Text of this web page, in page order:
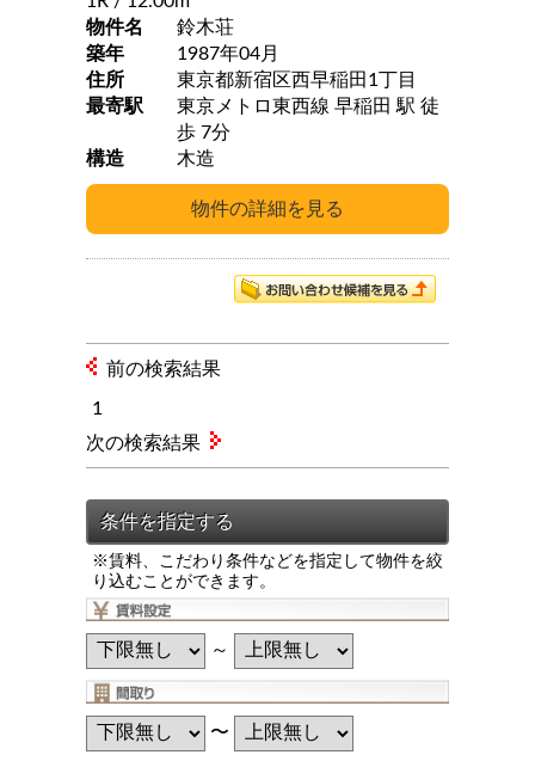
※賃料、こだわり条件などを指定して物件を絞
り込むことができます。
～
〜
物件名
鈴木荘
築年
1987年04月
住所
東京都新宿区西早稲田1丁目
最寄駅
東京メトロ東西線 早稲田 駅 徒
歩 7分
構造
木造
前の検索結果
1